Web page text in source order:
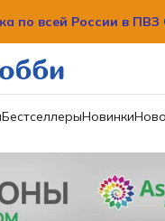
по всей России в ПВЗ
по всей России в ПВЗ
БестселлерыНовинки